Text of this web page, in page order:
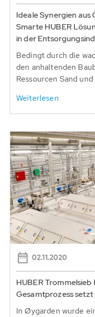
Ideale Synergien aus
Smarte HUBER
in der
Bedingt durch die
den anhaltenden
Ressourcen Sand und
Weiterlesen
02.11.2020
HUBER
Gesamtprozess
In Øygarden wurde